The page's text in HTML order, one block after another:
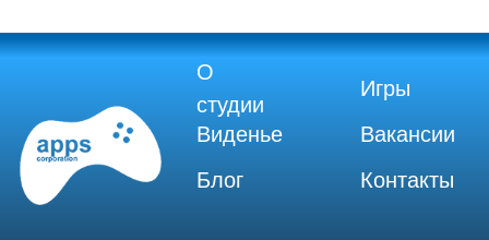
О
студии
Игры
Виденье
Вакансии
Блог
Контакты